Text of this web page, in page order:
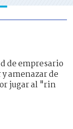
de empresario
amenazar de
jugar al "rin